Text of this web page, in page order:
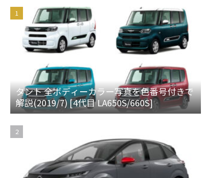
タント 全ボディーカラー写真を色番号付きで
解説(2019/7) [4代目 LA650S/660S]